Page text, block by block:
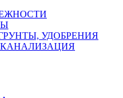
УДОБРЕНИЯ